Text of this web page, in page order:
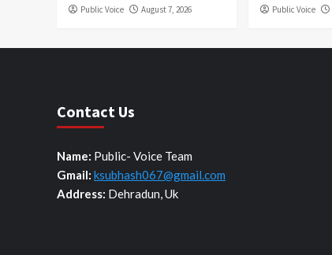
Public Voice August 7, 2026 Public Voice
Contact Us
Name: Public- Voice Team
Gmail: ksubhash067@gmail.com
Address: Dehradun, Uk